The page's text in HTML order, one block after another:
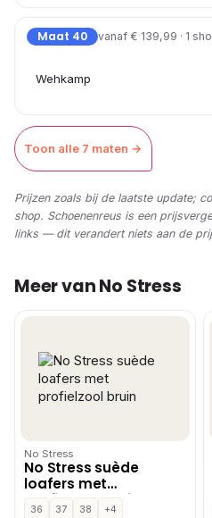
Maat 40 vanaf € 139,99 · 1
Wehkamp
Toon alle 7 maten →
Prijzen zoals bij de laatste update;
shop. Schoenenreus is een
links — dit verandert niets aan de
Meer van No Stress
No Stress
No Stress suède
loafers met
profielzool bruin
36 37 38
+4